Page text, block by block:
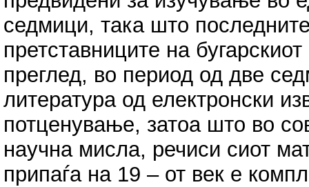
седмици, така што
претставниците на
преглед, во период од две
литература од електронски
потценување, затоа што во
научна мисла, речиси сиот
припаѓа на 19 – от век е